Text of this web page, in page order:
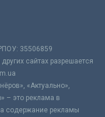
35506859
сайтах разрешается
«Актуально»,
– это реклама в
содержание рекламы